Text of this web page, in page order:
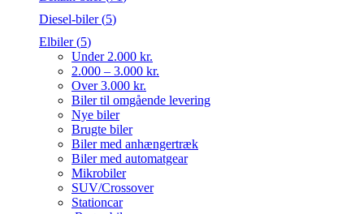
Diesel-biler (5)
Elbiler (5)
Under 2.000 kr.
2.000 – 3.000 kr.
Over 3.000 kr.
Biler til omgående levering
Nye biler
Brugte biler
Biler med anhængertræk
Biler med automatgear
Mikrobiler
SUV/Crossover
Stationcar